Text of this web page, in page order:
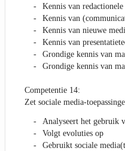
Kennis van
Kennis van
Kennis van nieuwe
Kennis van
Grondige kennis van
Grondige kennis van
Competentie 14:
Zet sociale media-
Analyseert het gebruik
Volgt evoluties op
Gebruikt sociale